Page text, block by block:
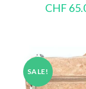
CHF
SALE!